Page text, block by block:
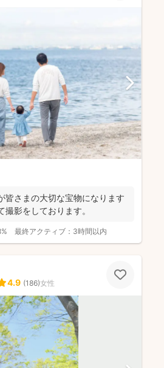
皆さまの大切な宝物になります
撮影をしております。
最終アクティブ： 3時間以内
4.9 (186)女性